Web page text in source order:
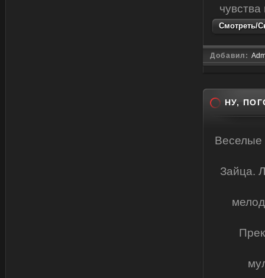
Смотреть/
Добавил:
НУ,
Веселые
Зайца.